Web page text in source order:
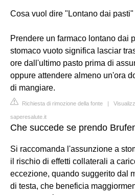
Cosa vuol dire "Lontano dai pasti"
Prendere un farmaco lontano dai
stomaco vuoto significa lasciar
ore dall'ultimo pasto prima di
oppure attendere almeno un'ora
di mangiare.
Richiesta di rimozione della fonte |
saperesalute.it
Che succede se prendo
Si raccomanda l'assunzione a
il rischio di effetti collaterali a
eccezione, quando suggerito dal
di testa, che beneficia